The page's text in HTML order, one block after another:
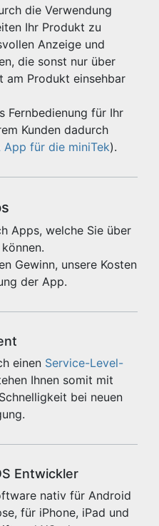
die Verwendung
Ihr Produkt zu
Anzeige und
die sonst nur über
am Produkt einsehbar
Fernbedienung für Ihr
Kunden dadurch
App für die miniTek).
Apps, welche Sie über
Gewinn, unsere Kosten
der App.
einen Service-Level-
Ihnen somit mit
bei neuen
Entwickler
nativ für Android
für iPhone, iPad und